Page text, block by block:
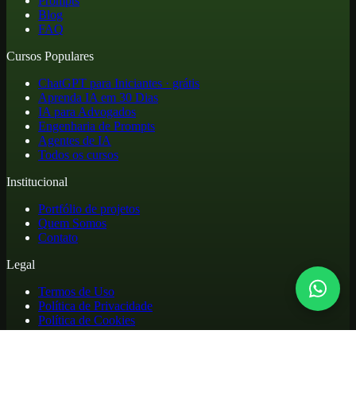
Blog
FAQ
Cursos Populares
ChatGPT para Iniciantes · grátis
Aprenda IA em 30 Dias
IA para Advogados
Engenharia de Prompts
Agentes de IA
Todos os cursos
Institucional
Portfólio de projetos
Quem Somos
Contato
Legal
Termos de Uso
Política de Privacidade
Política de Cookies
Reembolso e Cancelamento